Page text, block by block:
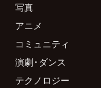
写真
アニメ
コミュニティ
演劇・ダンス
テクノロジー